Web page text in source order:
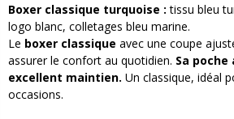
Boxer classique turquoise :tissu bleu
logo blanc, colletages bleu marine.
Le boxer classique avec une coupe
assurer le confort au quotidien. Sa
excellent maintien. Un classique, idéal
occasions.